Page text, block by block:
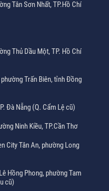
Tân Sơn Nhất, TP.Hồ Chí
Thủ Dầu Một, TP. Hồ Chí
Trấn Biên, tỉnh Đồng
Đà Nẵng (Q. Cẩm Lệ cũ)
Ninh Kiều, TP.Cần Thơ
City Tân An, phường Long
Hồng Phong, phường Tam
cũ)